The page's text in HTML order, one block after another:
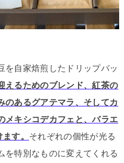
を自家焙煎したドリップバッ
えるためのブレンド、紅茶の
のあるグアテマラ、そしてカ
メキシコデカフェと、バラエ
す。 それぞれの個性が光る
を特別なものに変えてくれる